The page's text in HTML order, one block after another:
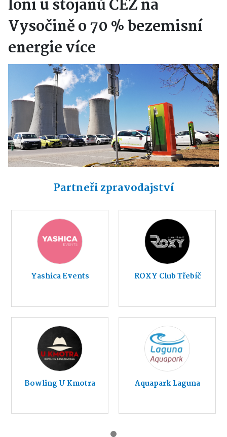
loni u stojanů ČEZ na
Vysočině o 70 % bezemisní
energie více
Partneři zpravodajství
Yashica Events ROXY Club Třebíč
Bowling U Kmotra Aquapark Laguna